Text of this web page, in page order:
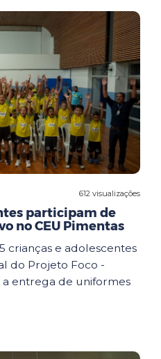
612 visualizações
participam de
no CEU Pimentas
crianças e adolescentes
do Projeto Foco -
entrega de uniformes